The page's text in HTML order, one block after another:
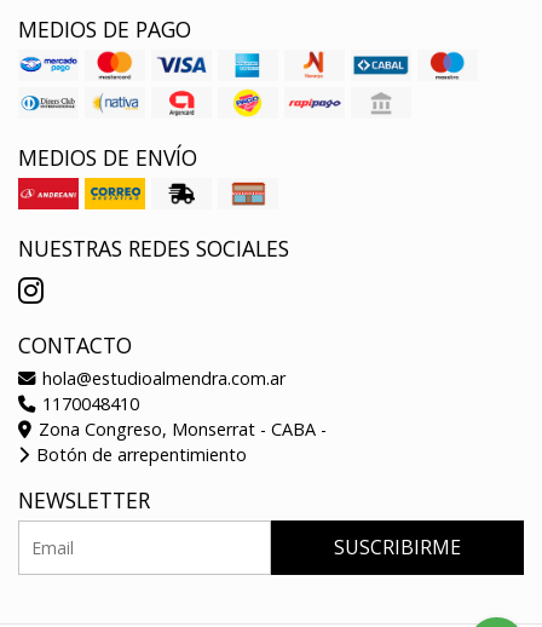
MEDIOS DE PAGO
MEDIOS DE ENVÍO
NUESTRAS REDES SOCIALES
CONTACTO
hola@estudioalmendra.com.ar
1170048410
Zona Congreso, Monserrat - CABA -
Botón de arrepentimiento
NEWSLETTER
SUSCRIBIRME